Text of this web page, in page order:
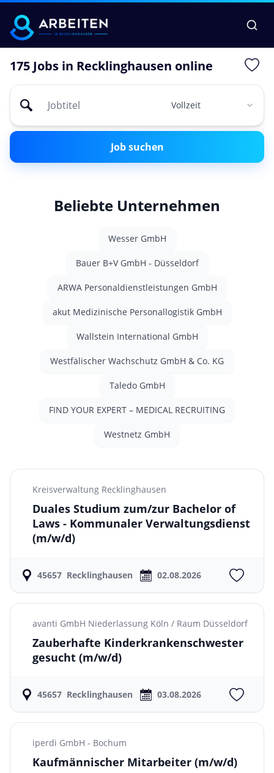
175 Jobs in Recklinghausen online
Job suchen
Beliebte Unternehmen
Wesser GmbH
Bauer B+V GmbH - Düsseldorf
ARWA Personaldienstleistungen GmbH
akut Medizinische Personallogistik GmbH
Wallstein International GmbH
Westfälischer Wachschutz GmbH & Co. KG
Taledo GmbH
FIND YOUR EXPERT – MEDICAL RECRUITING
Westnetz GmbH
Kreisverwaltung Recklinghausen
Duales Studium zum/zur Bachelor of
Laws - Kommunaler Verwaltungsdienst
(m/w/d)
45657 Recklinghausen 02.08.2026
avanti GmbH Niederlassung Köln / Raum Düsseldorf
Zauberhafte Kinderkrankenschwester
gesucht (m/w/d)
45657 Recklinghausen 03.08.2026
iperdi GmbH - Bochum
Kaufmännischer Mitarbeiter (m/w/d)